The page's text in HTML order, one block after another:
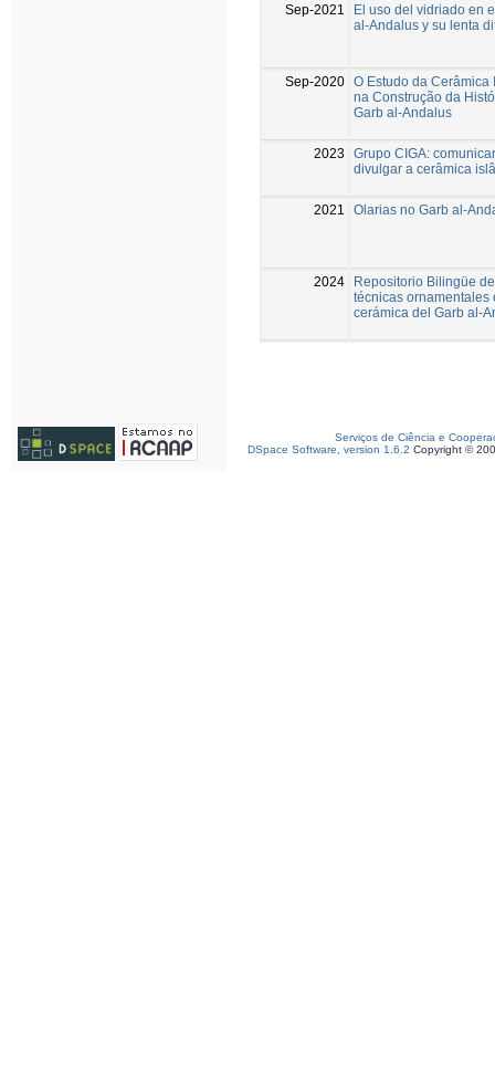
Sep-2021
El uso del vidriado en
al-Andalus y su lenta
Sep-2020 O Estudo da Cerâmica
na Construção da
Garb al-Andalus
2023
Grupo CIGA:
divulgar a cerâmica
2021 Olarias no Garb al-
2024
Repositorio Bilingüe de
técnicas ornamentales
cerámica del Garb al-
Serviços de Ciência e
DSpace Software, version 1.6.2 Copyright ©